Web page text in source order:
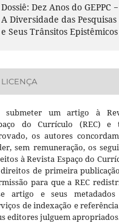
Dossiê: Dez Anos do GEPPC −
A Diversidade das Pesquisas
e Seus Trânsitos Epistêmicos
LICENÇA
submeter um artigo à
do Currículo (REC) e
os autores
sem remuneração, os
à Revista Espaço do
de primeira
para que a REC
artigo e seus metadados
de indexação e
editores julguem